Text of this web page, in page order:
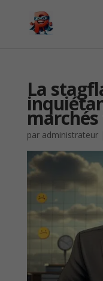
La
par administrateur|